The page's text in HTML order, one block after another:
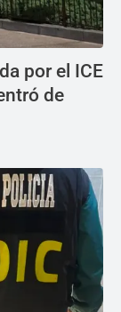
por el ICE
de